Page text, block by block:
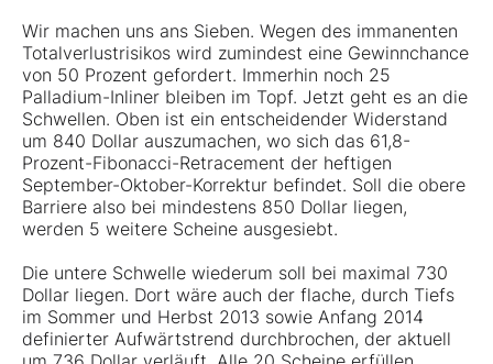
Wir machen uns ans Sieben. Wegen des immanenten
Totalverlustrisikos wird zumindest eine Gewinnchance
von 50 Prozent gefordert. Immerhin noch 25
Palladium-Inliner bleiben im Topf. Jetzt geht es an die
Schwellen. Oben ist ein entscheidender Widerstand
um 840 Dollar auszumachen, wo sich das 61,8-
Prozent-Fibonacci-Retracement der heftigen
September-Oktober-Korrektur befindet. Soll die obere
Barriere also bei mindestens 850 Dollar liegen,
werden 5 weitere Scheine ausgesiebt.
Die untere Schwelle wiederum soll bei maximal 730
Dollar liegen. Dort wäre auch der flache, durch Tiefs
im Sommer und Herbst 2013 sowie Anfang 2014
definierter Aufwärtstrend durchbrochen, der aktuell